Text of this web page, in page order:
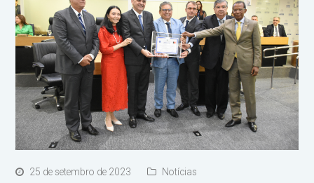
25 de setembro de 2023 Notícias